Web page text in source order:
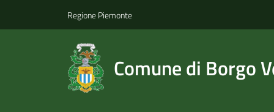
Regione Piemonte
Comune di Borgo